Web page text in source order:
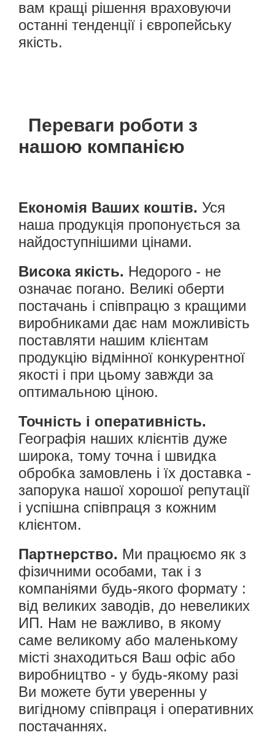
вам кращі рішення враховуючи
останні тенденції і європейську
якість.
Переваги роботи з
нашою компанією
Економія Ваших коштів. Уся
наша продукція пропонується за
найдоступнішими цінами.
Висока якість. Недорого - не
означає погано. Великі оберти
постачань і співпрацю з кращими
виробниками дає нам можливість
поставляти нашим клієнтам
продукцію відмінної конкурентної
якості і при цьому завжди за
оптимальною ціною.
Точність і оперативність.
Географія наших клієнтів дуже
широка, тому точна і швидка
обробка замовлень і їх доставка -
запорука нашої хорошої репутації
і успішна співпраця з кожним
клієнтом.
Партнерство. Ми працюємо як з
фізичними особами, так і з
компаніями будь-якого формату :
від великих заводів, до невеликих
ИП. Нам не важливо, в якому
саме великому або маленькому
місті знаходиться Ваш офіс або
виробництво - у будь-якому разі
Ви можете бути уверенны у
вигідному співпраця і оперативних
постачаннях.